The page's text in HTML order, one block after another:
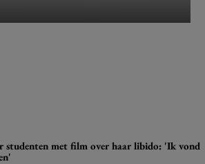
studenten met film over haar libido: 'Ik vond